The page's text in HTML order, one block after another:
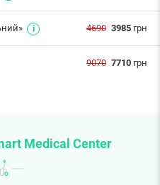
4690 3985 грн
9070 7710 грн
Medical Center